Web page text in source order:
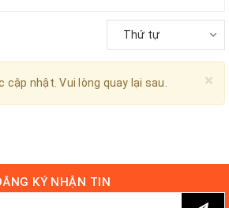
Thứ tự
×
nhật. Vui lòng quay lại sau.
KÝ NHẬN TIN